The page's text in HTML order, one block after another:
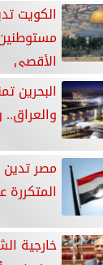
الكويت
الأقصى
البحرين
والعراق..
مصر تدين
خارجية